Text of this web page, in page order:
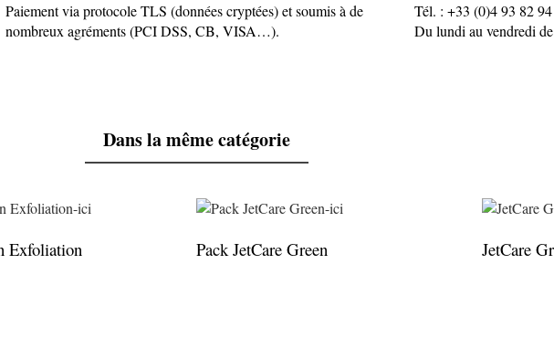
Paiement via protocole TLS (données cryptées) et soumis à de
nombreux agréments (PCI DSS, CB, VISA…).
Tél. : +33 (0)4 93 82
Du lundi au vendredi
Dans la même catégorie
Exfoliation Pack JetCare Green JetCare